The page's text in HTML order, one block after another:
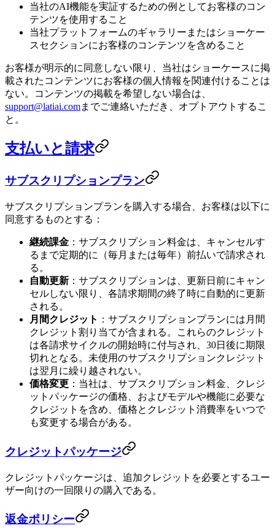
当社のAI機能を実証するための例としてお客様のコン
テンツを使用すること
当社プラットフォームのギャラリーまたはショーケー
スセクションにお客様のコンテンツを含めること
お客様が明示的に同意しない限り、当社はショーケースに掲
載されたコンテンツにお客様の個人情報を関連付けることは
ない。コンテンツの掲載を希望しない場合は、
support@latiai.comまでご連絡いただき、オプトアウトするこ
と。
支払いと請求
サブスクリプションプラン
サブスクリプションプランを購入する場合、お客様は以下に
同意するものとする：
継続課金 ：サブスクリプション料金は、キャンセルす
るまで定期的に（毎月または毎年）前払いで請求され
る。
自動更新 ：サブスクリプションは、更新日前にキャン
セルしない限り、各請求期間の終了時に自動的に更新
される。
月間クレジット ：サブスクリプションプランには月間
クレジット割り当てが含まれる。これらのクレジット
は各請求サイクルの開始時に付与され、30日後に期限
切れとなる。未使用のサブスクリプションクレジット
は翌月に繰り越されない。
価格変更 ：当社は、サブスクリプション料金、クレジ
ットパッケージの価格、およびモデルや機能に必要な
クレジットを含め、価格とクレジット消費率をいつで
も変更する場合がある。
クレジットパッケージ
クレジットパッケージは、追加クレジットを必要とするユー
ザー向けの一回限りの購入である。
返金ポリシー